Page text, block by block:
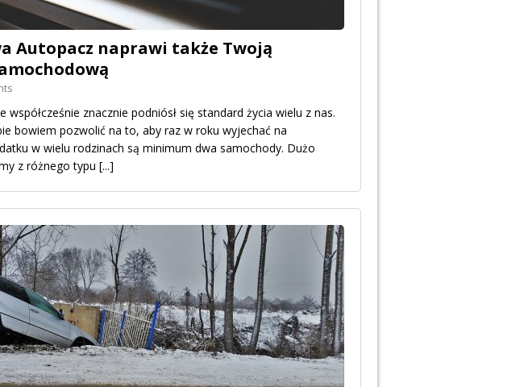
Autopacz naprawi także Twoją
współcześnie znacznie podniósł się standard życia wielu z nas.
bowiem pozwolić na to, aby raz w roku wyjechać na
w wielu rodzinach są minimum dwa samochody. Dużo
z różnego typu [...]